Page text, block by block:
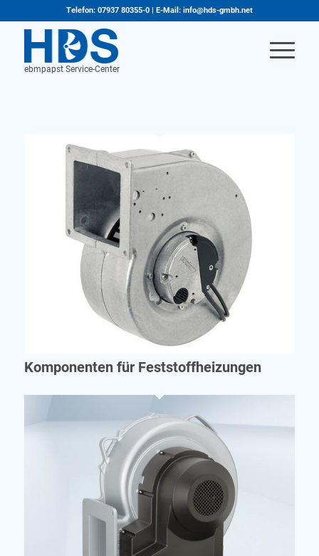
Telefon: 07937 80355-0 | E-Mail: info@hds-gmbh.net
Komponenten für Feststoffheizungen